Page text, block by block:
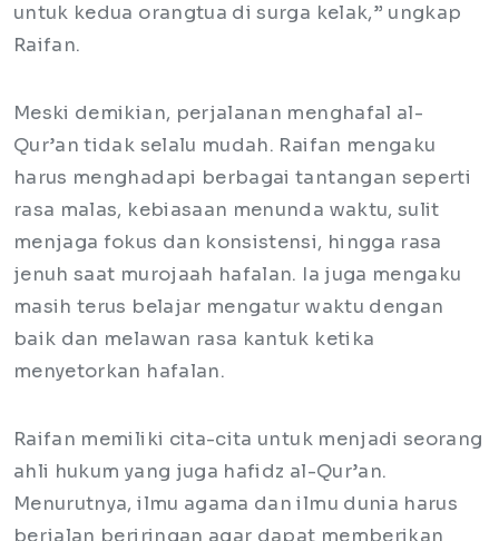
untuk kedua orangtua di surga kelak,” ungkap
Raifan.
Meski demikian, perjalanan menghafal al-
Qur’an tidak selalu mudah. Raifan mengaku
harus menghadapi berbagai tantangan seperti
rasa malas, kebiasaan menunda waktu, sulit
menjaga fokus dan konsistensi, hingga rasa
jenuh saat murojaah hafalan. Ia juga mengaku
masih terus belajar mengatur waktu dengan
baik dan melawan rasa kantuk ketika
menyetorkan hafalan.
Raifan memiliki cita-cita untuk menjadi seorang
ahli hukum yang juga hafidz al-Qur’an.
Menurutnya, ilmu agama dan ilmu dunia harus